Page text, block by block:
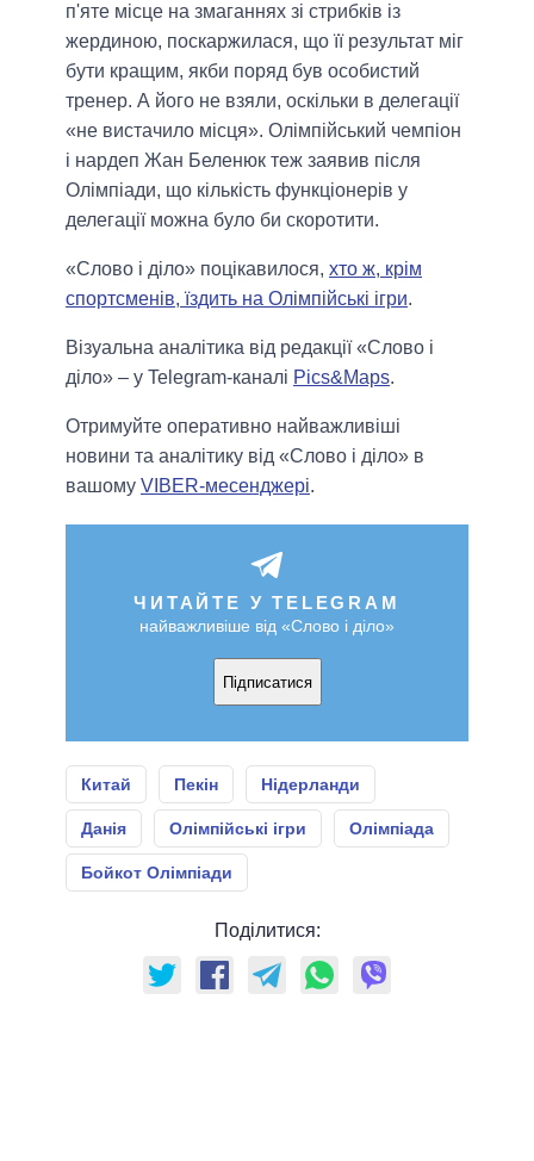
п'яте місце на змаганнях зі стрибків із
жердиною, поскаржилася, що її результат міг
бути кращим, якби поряд був особистий
тренер. А його не взяли, оскільки в делегації
«не вистачило місця». Олімпійський чемпіон
і нардеп Жан Беленюк теж заявив після
Олімпіади, що кількість функціонерів у
делегації можна було би скоротити.
«Слово і діло» поцікавилося, хто ж, крім
спортсменів, їздить на Олімпійські ігри.
Візуальна аналітика від редакції «Слово і
діло» – у Telegram-каналі Pics&Maps.
Отримуйте оперативно найважливіші
новини та аналітику від «Слово і діло» в
вашому VIBER-месенджері.
ЧИТАЙТЕ У TELEGRAM
найважливіше від «Слово і діло»
Підписатися
Китай Пекін Нідерланди
Данія Олімпійські ігри Олімпіада
Бойкот Олімпіади
Поділитися: